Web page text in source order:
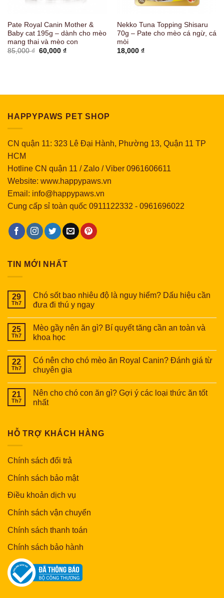
Pate Royal Canin Mother &
Baby cat 195g – dành cho mèo
mang thai và mèo con
85,000₫ Giá
60,000 ₫Giá
Nekko Tuna Topping Shisaru
70g – Pate cho mèo cá ngừ, cá
mòi
18,000 ₫
HAPPYPAWS PET SHOP
CN quận 11: 323 Lê Đại Hành, Phường 13, Quận 11 TP
HCM
Hotline CN quận 11 / Zalo / Viber 0961606611
Website: www.happypaws.vn
Email: info@happypaws.vn
Cung cấp sỉ toàn quốc 0911122332 - 0961696022
TIN MỚI NHẤT
29
Th7
Chó sốt bao nhiêu độ là nguy hiểm? Dấu hiệu cần
đưa đi thú y ngay
25
Th7
Mèo gầy nên ăn gì? Bí quyết tăng cần an toàn và
khoa học
22
Th7
Có nên cho chó mèo ăn Royal Canin? Đánh giá từ
chuyên gia
21
Th7
Nên cho chó con ăn gì? Gợi ý các loại thức ăn tốt
nhất
HỖ TRỢ KHÁCH HÀNG
Chính sách đổi trả
Chính sách bảo mật
Điều khoản dịch vụ
Chính sách vận chuyển
Chính sách thanh toán
Chính sách bảo hành